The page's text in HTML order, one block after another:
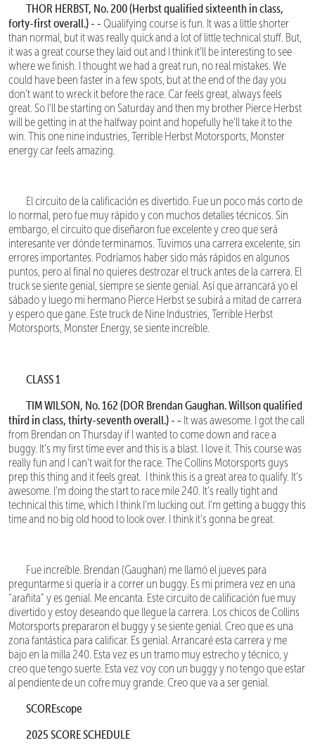
THOR HERBST, No. 200 (Herbst qualified sixteenth in class,
forty-first overall.) - - Qualifying course is fun. It was a little shorter
than normal, but it was really quick and a lot of little technical stuff. But,
it was a great course they laid out and I think it'll be interesting to see
where we finish. I thought we had a great run, no real mistakes. We
could have been faster in a few spots, but at the end of the day you
don't want to wreck it before the race. Car feels great, always feels
great. So I'll be starting on Saturday and then my brother Pierce Herbst
will be getting in at the halfway point and hopefully he'll take it to the
win. This one nine industries, Terrible Herbst Motorsports, Monster
energy car feels amazing.
El circuito de la calificación es divertido. Fue un poco más corto de
lo normal, pero fue muy rápido y con muchos detalles técnicos. Sin
embargo, el circuito que diseñaron fue excelente y creo que será
interesante ver dónde terminamos. Tuvimos una carrera excelente, sin
errores importantes. Podríamos haber sido más rápidos en algunos
puntos, pero al final no quieres destrozar el truck antes de la carrera. El
truck se siente genial, siempre se siente genial. Así que arrancará yo el
sábado y luego mi hermano Pierce Herbst se subirá a mitad de carrera
y espero que gane. Este truck de Nine Industries, Terrible Herbst
Motorsports, Monster Energy, se siente increíble.
CLASS 1
TIM WILSON, No. 162 (DOR Brendan Gaughan. Willson qualified
third in class, thirty-seventh overall.) - - It was awesome. I got the call
from Brendan on Thursday if I wanted to come down and race a
buggy. It's my first time ever and this is a blast. I love it. This course was
really fun and I can't wait for the race. The Collins Motorsports guys
prep this thing and it feels great. I think this is a great area to qualify. It's
awesome. I'm doing the start to race mile 240. It's really tight and
technical this time, which I think I'm lucking out. I'm getting a buggy this
time and no big old hood to look over. I think it's gonna be great.
Fue increíble. Brendan (Gaughan) me llamó el jueves para
preguntarme si quería ir a correr un buggy. Es mi primera vez en una
“arañita” y es genial. Me encanta. Este circuito de calificación fue muy
divertido y estoy deseando que llegue la carrera. Los chicos de Collins
Motorsports prepararon el buggy y se siente genial. Creo que es una
zona fantástica para calificar. Es genial. Arrancaré esta carrera y me
bajo en la milla 240. Esta vez es un tramo muy estrecho y técnico, y
creo que tengo suerte. Esta vez voy con un buggy y no tengo que estar
al pendiente de un cofre muy grande. Creo que va a ser genial.
SCOREscope
2025 SCORE SCHEDULE